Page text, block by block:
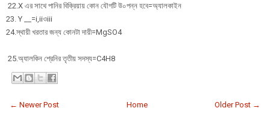
22.X এর সাথে পানির বিক্রিয়ায় কোন যৌগটি উ০পন্ন হবে=অ্যালকাইন
23. Y __=i,iiওiii
24.স্থায়ী খরতার জন্য কোনটা দায়ী=MgSO4
25.অ্যালকিন শ্রেনির তৃতীয় সদস্য=C4H8
← Newer Post Older Post →
Home